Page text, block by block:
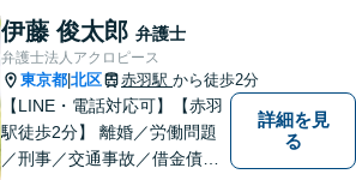
スはあなたの味方です！他士
業との連携あり。
伊藤 俊太郎 弁護士
弁護士法人アクロピース
東京都 北区 赤羽駅 から徒歩2分
【LINE・電話対応可】【赤羽
駅徒歩2分】 離婚／労働問題
／刑事／交通事故／借金債務
詳細を見
る